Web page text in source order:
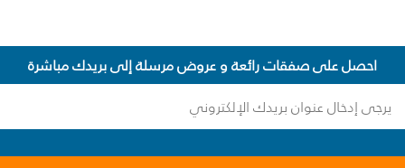
احصل على صفقات رائعة و عروض مرسلة إلى بريدك مباشرة